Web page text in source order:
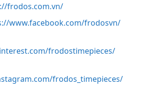
frodos.com.vn/
www.facebook.com/frodosvn/
frodostimepieces/
frodos_timepieces/